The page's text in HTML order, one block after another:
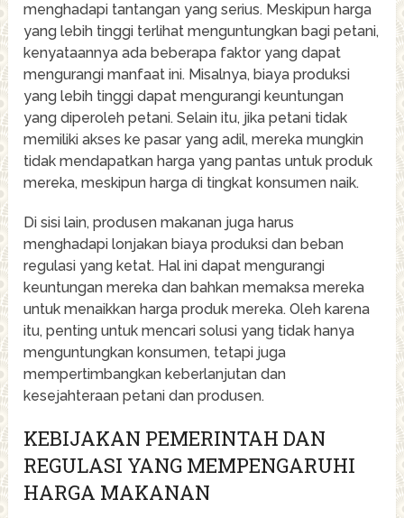
menghadapi tantangan yang serius. Meskipun harga
yang lebih tinggi terlihat menguntungkan bagi petani,
kenyataannya ada beberapa faktor yang dapat
mengurangi manfaat ini. Misalnya, biaya produksi
yang lebih tinggi dapat mengurangi keuntungan
yang diperoleh petani. Selain itu, jika petani tidak
memiliki akses ke pasar yang adil, mereka mungkin
tidak mendapatkan harga yang pantas untuk produk
mereka, meskipun harga di tingkat konsumen naik.
Di sisi lain, produsen makanan juga harus
menghadapi lonjakan biaya produksi dan beban
regulasi yang ketat. Hal ini dapat mengurangi
keuntungan mereka dan bahkan memaksa mereka
untuk menaikkan harga produk mereka. Oleh karena
itu, penting untuk mencari solusi yang tidak hanya
menguntungkan konsumen, tetapi juga
mempertimbangkan keberlanjutan dan
kesejahteraan petani dan produsen.
KEBIJAKAN PEMERINTAH DAN
REGULASI YANG MEMPENGARUHI
HARGA MAKANAN